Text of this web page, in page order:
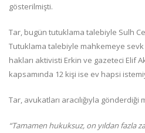
gösterilmişti.
Tar, bugün tutuklama talebiyle Sulh
Tutuklama talebiyle mahkemeye sevk
hakları aktivisti Erkin ve gazeteci Elif
kapsamında 12 kişi ise ev hapsi
Tar, avukatları aracılığıyla
“Tamamen hukuksuz, on yıldan fazla